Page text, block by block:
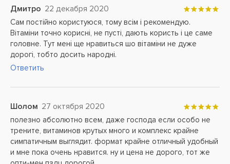
Дмитро 22 декабря 2020
Сам постійно користуюся, тому всім і рекомендую.
Вітаміни точно корисні, не пусті, дають користь і це саме
головне. Тут мені ще нравиться шо вітаміни не дуже
дорогі, тобто досить народні.
Ответить
Шолом 27 октября 2020
полезно абсолютно всем, даже господа если особо не
трените, витаминов крутых много и комплекс крайне
симпатичным выглядит. формат крайне отличный удобный
и мне пока очень нравится. ну и цена не дорого, тот же